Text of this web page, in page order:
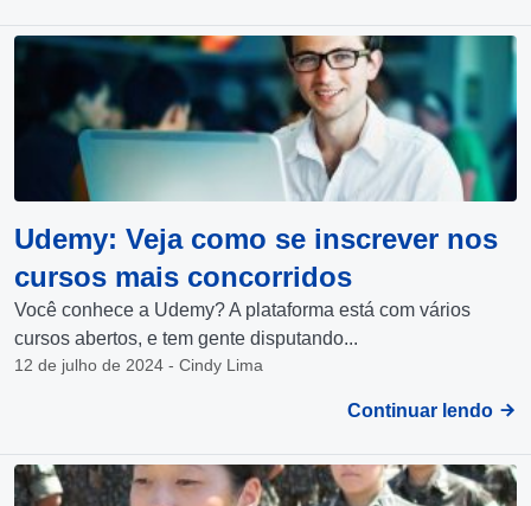
Udemy: Veja como se inscrever nos
cursos mais concorridos
Você conhece a Udemy? A plataforma está com vários
cursos abertos, e tem gente disputando...
12 de julho de 2024 - Cindy Lima
Continuar lendo